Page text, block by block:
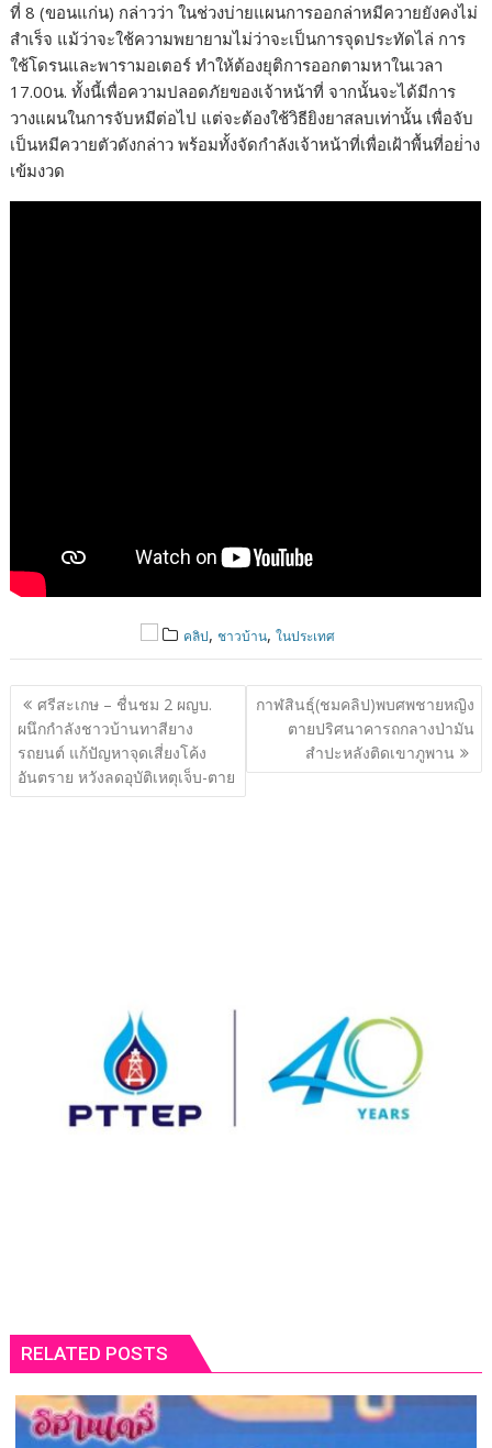
ที่ 8 (ขอนแก่น) กล่าวว่า ในช่วงบ่ายแผนการออกล่าหมีควายยังคงไม่
สำเร็จ แม้ว่าจะใช้ความพยายามไม่ว่าจะเป็นการจุดประทัดไล่ การ
ใช้โดรนและพารามอเตอร์ ทำให้ต้องยุติการออกตามหาในเวลา
17.00น. ทั้งนี้เพื่อความปลอดภัยของเจ้าหน้าที่ จากนั้นจะได้มีการ
วางแผนในการจับหมีต่อไป แต่จะต้องใช้วิธียิงยาสลบเท่านั้น เพื่อจับ
เป็นหมีควายตัวดังกล่าว พร้อมทั้งจัดกำลังเจ้าหน้าที่เพื่อเฝ้าพื้นที่อย่่าง
เข้มงวด
คลิป, ชาวบ้าน, ในประเทศ
แนะแนว
เรื่อง
ศรีสะเกษ – ชื่นชม 2 ผญบ.
ผนึกกำลังชาวบ้านทาสียาง
รถยนต์ แก้ปัญหาจุดเสี่ยงโค้ง
อันตราย หวังลดอุบัติเหตุเจ็บ-ตาย
กาฬสินธุ์(ชมคลิป)พบศพชายหญิง
ตายปริศนาคารถกลางป่ามัน
สำปะหลังติดเขาภูพาน
RELATED POSTS